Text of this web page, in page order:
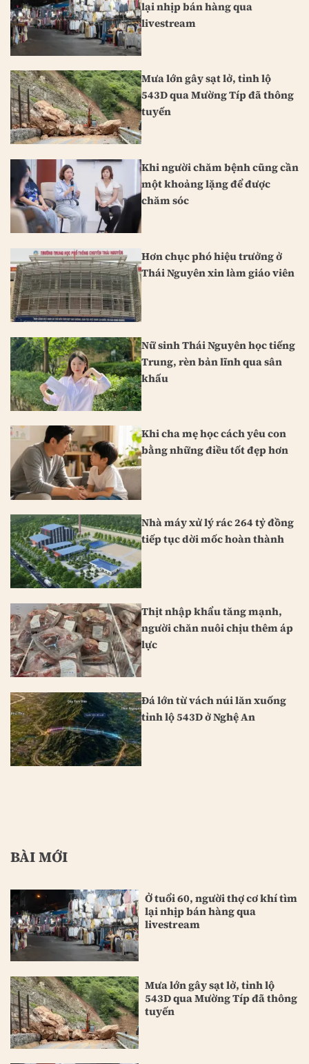
lại nhịp bán hàng qua
livestream
Mưa lớn gây sạt lở, tỉnh lộ
543D qua Mường Típ đã thông
tuyến
Khi người chăm bệnh cũng cần
một khoảng lặng để được
chăm sóc
Hơn chục phó hiệu trưởng ở
Thái Nguyên xin làm giáo viên
Nữ sinh Thái Nguyên học tiếng
Trung, rèn bản lĩnh qua sân
khấu
Khi cha mẹ học cách yêu con
bằng những điều tốt đẹp hơn
Nhà máy xử lý rác 264 tỷ đồng
tiếp tục dời mốc hoàn thành
Thịt nhập khẩu tăng mạnh,
người chăn nuôi chịu thêm áp
lực
Đá lớn từ vách núi lăn xuống
tỉnh lộ 543D ở Nghệ An
BÀI MỚI
Ở tuổi 60, người thợ cơ khí tìm
lại nhịp bán hàng qua
livestream
Mưa lớn gây sạt lở, tỉnh lộ
543D qua Mường Típ đã thông
tuyến